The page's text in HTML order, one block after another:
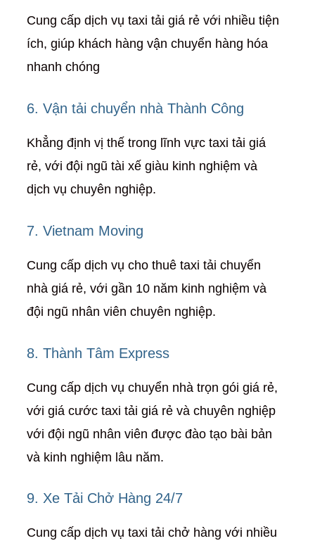
Cung cấp dịch vụ taxi tải giá rẻ với nhiều tiện
ích, giúp khách hàng vận chuyển hàng hóa
nhanh chóng
6. Vận tải chuyển nhà Thành Công
Khẳng định vị thế trong lĩnh vực taxi tải giá
rẻ, với đội ngũ tài xế giàu kinh nghiệm và
dịch vụ chuyên nghiệp.
7. Vietnam Moving
Cung cấp dịch vụ cho thuê taxi tải chuyển
nhà giá rẻ, với gần 10 năm kinh nghiệm và
đội ngũ nhân viên chuyên nghiệp.
8. Thành Tâm Express
Cung cấp dịch vụ chuyển nhà trọn gói giá rẻ,
với giá cước taxi tải giá rẻ và chuyên nghiệp
với đội ngũ nhân viên được đào tạo bài bản
và kinh nghiệm lâu năm.
9. Xe Tải Chở Hàng 24/7
Cung cấp dịch vụ taxi tải chở hàng với nhiều